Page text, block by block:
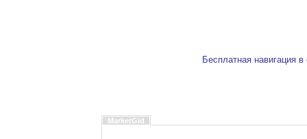
Бесплатная навигация
MarketGid